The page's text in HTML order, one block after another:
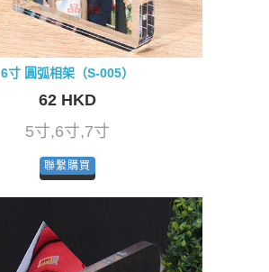
6寸 圓弧相架（S-005）
62 HKD
5寸,6寸,7寸
聯繫購買